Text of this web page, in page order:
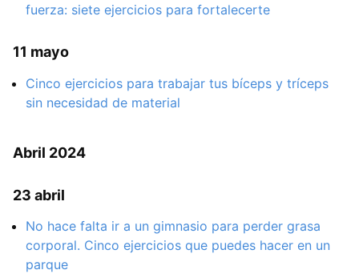
fuerza: siete ejercicios para fortalecerte
11 mayo
Cinco ejercicios para trabajar tus bíceps y tríceps
sin necesidad de material
Abril 2024
23 abril
No hace falta ir a un gimnasio para perder grasa
corporal. Cinco ejercicios que puedes hacer en un
parque